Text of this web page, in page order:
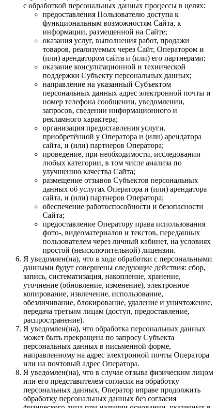
с обработкой персональных данных процессы в целях:
предоставления Пользователю доступа к
функциональным возможностям Сайта, к
информации, размещенной на Сайте;
оказания услуг, выполнения работ, продажи
товаров, реализуемых через Сайт, Оператором и
(или) арендатором сайта и (или) его партнерами;
оказание консультационной и технической
поддержки Субъекту персональных данных;
направление на указанный Субъектом
персональных данных адрес электронной почты и
номер телефона сообщении, уведомлении,
запросов, сведении информационного и
рекламного характера;
организация предоставления услуги,
приобретённой у Оператора и (или) арендатора
сайта, и (или) партнеров Оператора;
проведение, при необходимости, исследовании
любых категории, в том числе анализа по
улучшению качества Сайта;
размещение отзывов Субъектов персональных
данных об услугах Оператора и (или) арендатора
сайта, и (или) партнеров Оператора;
обеспечение работоспособности и безопасности
Сайта;
предоставление Оператору права использования
фото-, видеоматериалов и текстов, переданных
пользователем через личный кабинет, на условиях
простой (неисключительной) лицензии.
Я уведомлен(на), что в ходе обработки с персональными
данными будут совершены следующие действия: сбор,
запись, систематизация, накопление, хранение,
уточнение (обновление, изменение), электронное
копирование, извлечение, использование,
обезличивание, блокирование, удаление и уничтожение,
передача третьим лицам (доступ, предоставление,
распространение).
Я уведомлен(на), что обработка персональных данных
может быть прекращена по запросу Субъекта
персональных данных в письменной форме,
направленному на адрес электронной почты Оператора
или на почтовый адрес Оператора.
Я уведомлен(на), что в случае отзыва физическим лицом
или его представителем согласия на обработку
персональных данных, Оператор вправе продолжить
обработку персональных данных без согласия